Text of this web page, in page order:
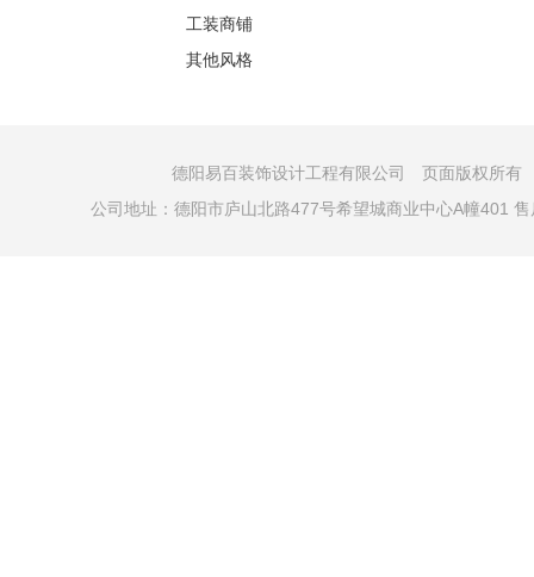
工装商铺
其他风格
德阳易百装饰设计工程有限公司 页面版权所
公司地址：德阳市庐山北路477号希望城商业中心A幢401